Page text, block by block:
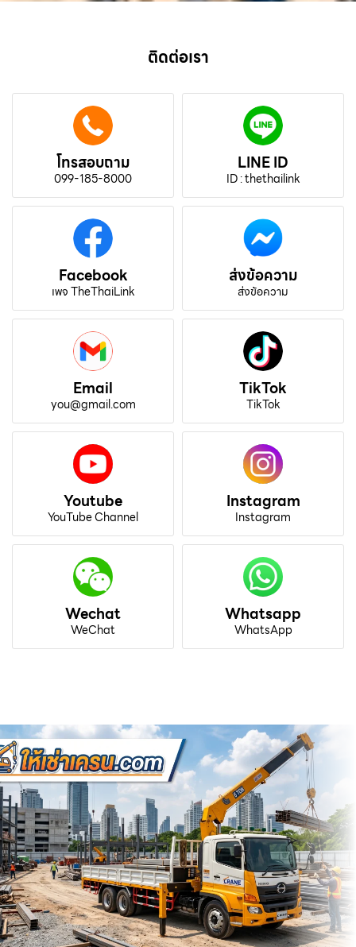
ติดต่อเรา
โทรสอบถาม
099-185-8000
LINE ID
ID : thethailink
Facebook
เพจ TheThaiLink
ส่งข้อความ
ส่งข้อความ
Email
you@gmail.com
TikTok
TikTok
Youtube
YouTube Channel
Instagram
Instagram
Wechat
WeChat
Whatsapp
WhatsApp